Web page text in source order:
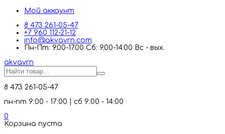
Мой аккаунт
8 473 261-05-47
+7 960 112-21-12
info@akvavrn.com
Пн-Пт: 9.00-17.00 Сб: 9.00-14.00 Вс - вых.
akvavrn
8 473 261-05-47
пн-пт 9:00 - 17:00 | сб 9:00 - 14:00
0
Корзина пуста